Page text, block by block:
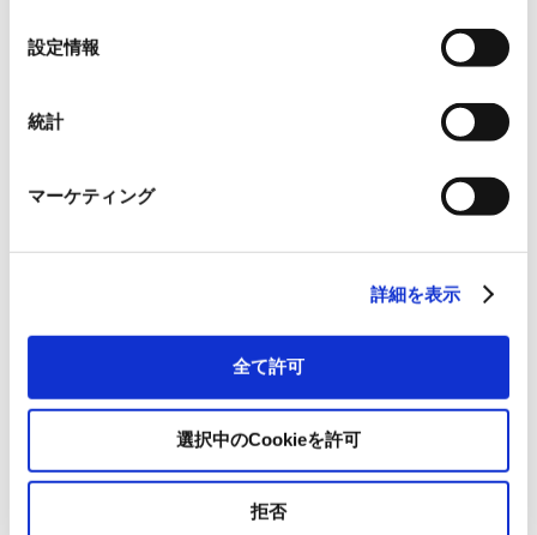
設定情報
統計
マーケティング
詳細を表示
全て許可
選択中のCookieを許可
拒否
ン関連のシステム・サービス事業
（5）設立
1984年：TOPAS electronic
2018年：TOPAS electronic AG
の所有割合
結日
2026年6月29日
（9）株式取
2026年7月1日